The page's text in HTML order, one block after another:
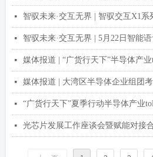
넷
넷
넷
넷
넷
넷